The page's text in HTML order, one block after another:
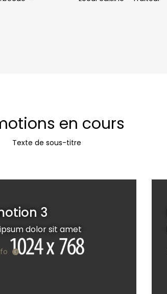
en cours
Texte de sous-titre
3
dolor sit amet